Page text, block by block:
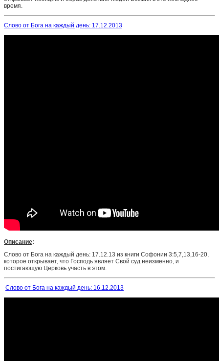
время.
Слово от Бога на каждый день: 17.12.2013
Описание:
Слово от Бога на каждый день: 17.12.13 из книги Софонии 3:5,7,13,16-20,
которое открывает, что Господь являет Свой суд неизменно, и
постигающую Церковь участь в этом.
Слово от Бога на каждый день: 16.12.2013